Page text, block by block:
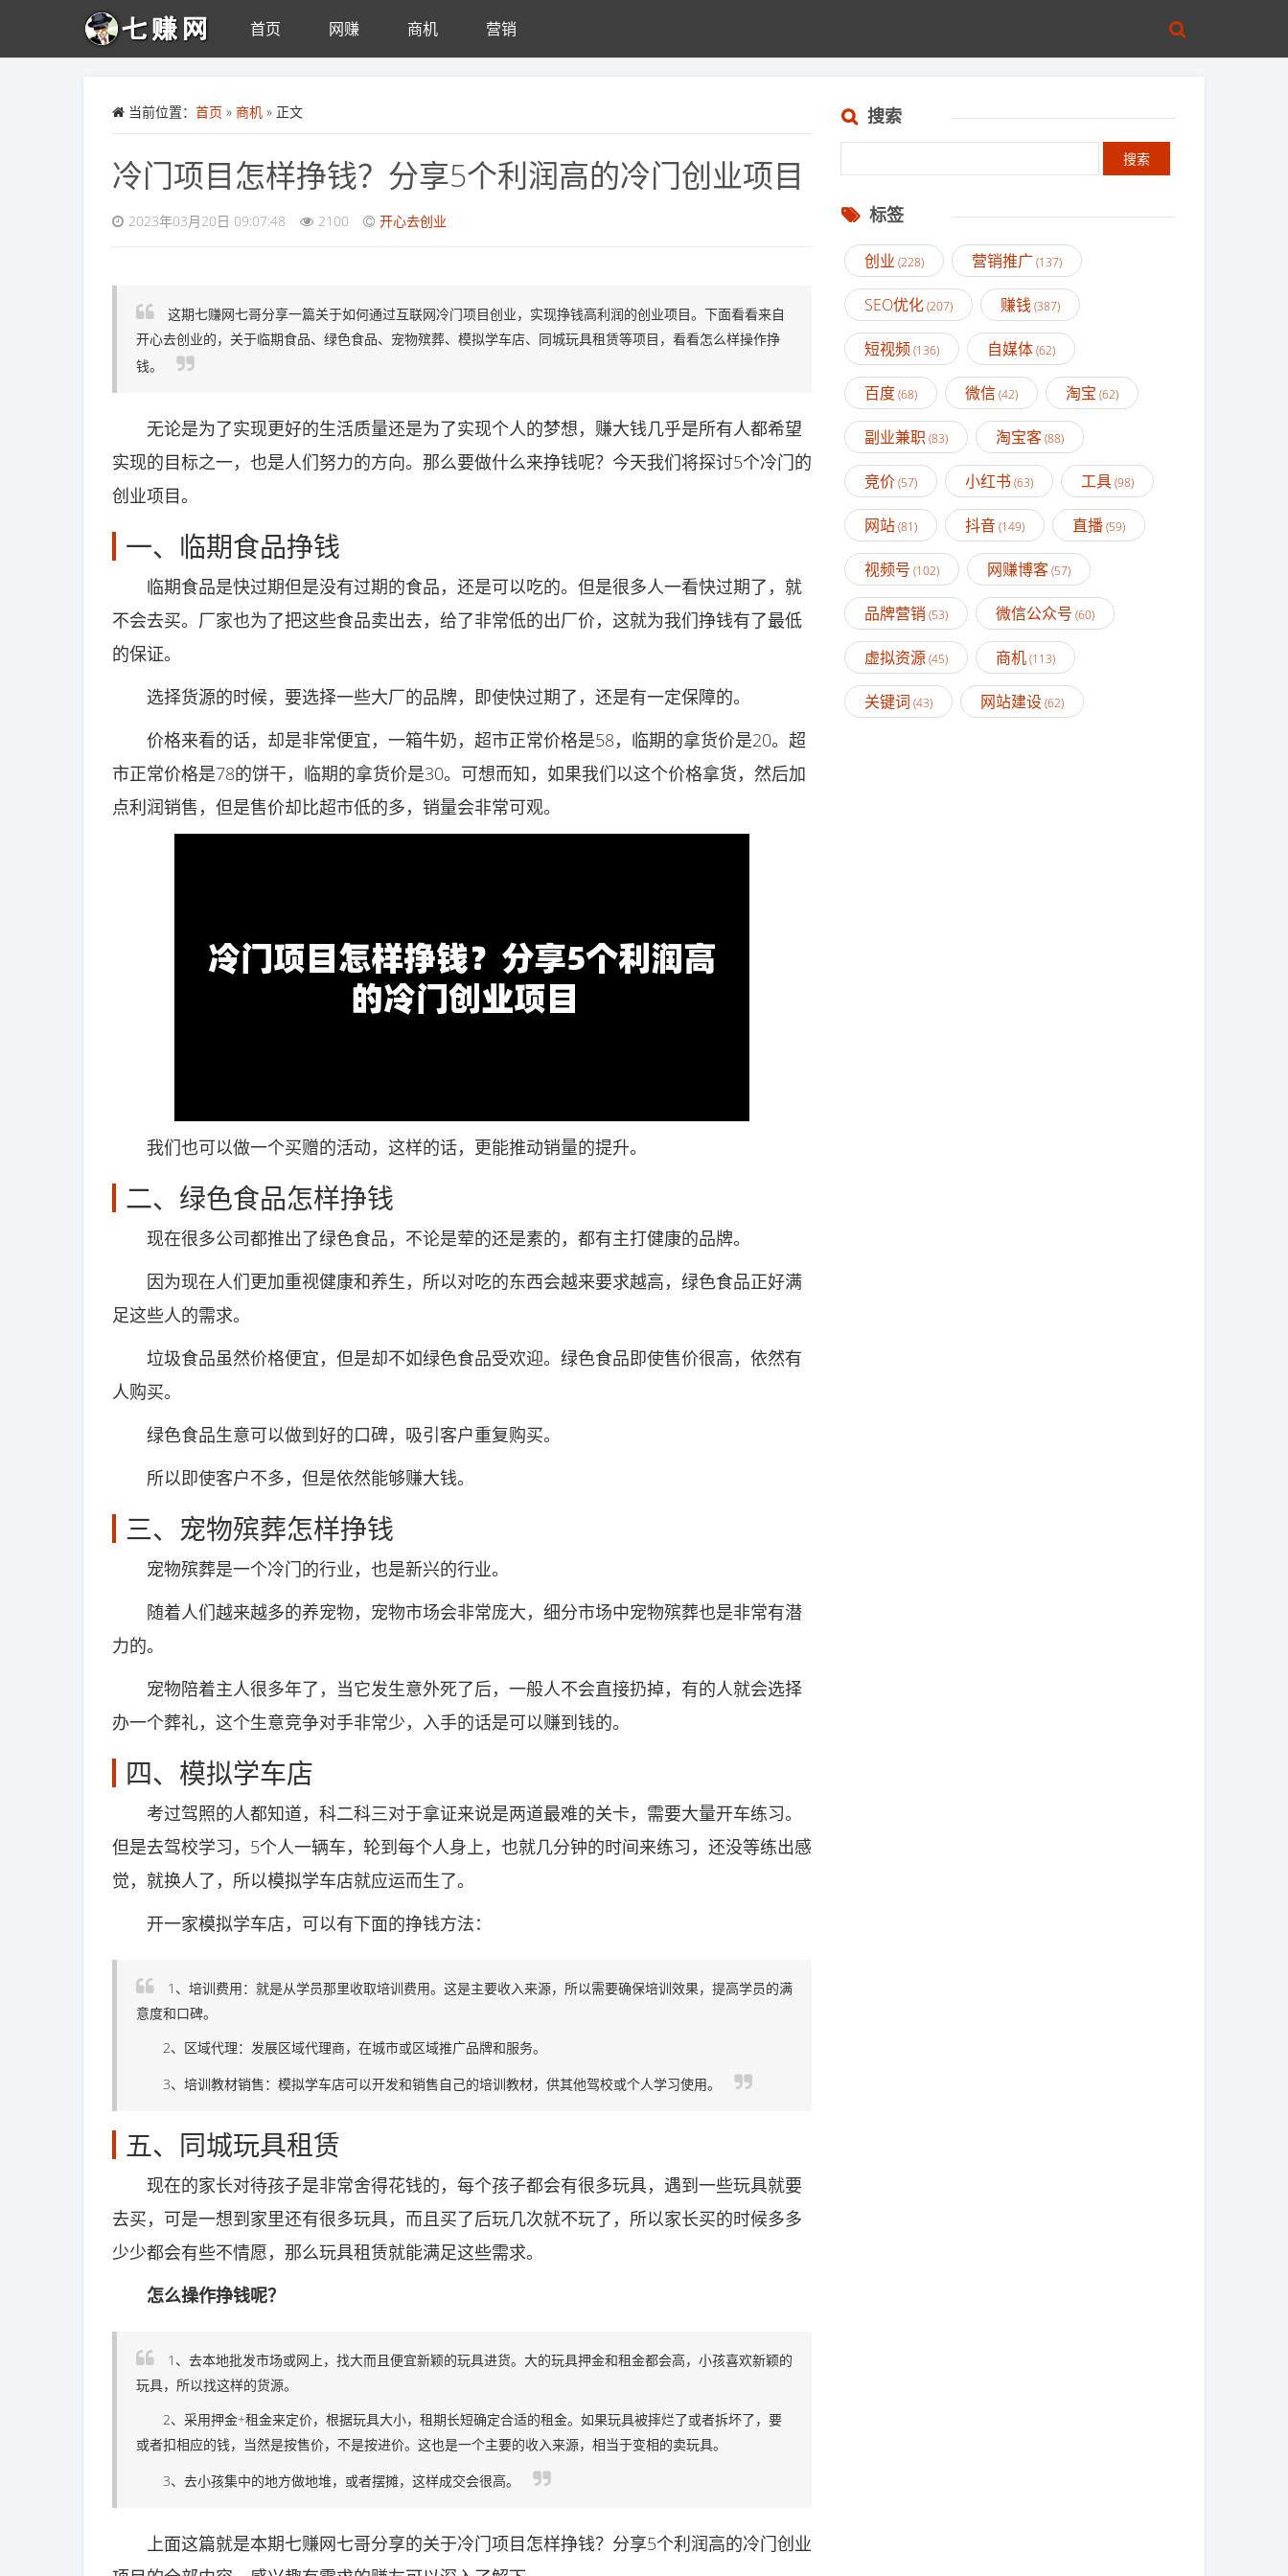
首页 网赚 商机 营销
当前位置： 首页 » 商机 » 正文
冷门项目怎样挣钱？分享5个利润高的冷门创业项目
2023年03月20日 09:07:48 2100 开心去创业
这期七赚网七哥分享一篇关于如何通过互联网冷门项目创业，实现挣钱高利润的创业项目。下面看看来自
开心去创业的，关于临期食品、绿色食品、宠物殡葬、模拟学车店、同城玩具租赁等项目，看看怎么样操作挣
钱。
无论是为了实现更好的生活质量还是为了实现个人的梦想，赚大钱几乎是所有人都希望
实现的目标之一，也是人们努力的方向。那么要做什么来挣钱呢？今天我们将探讨5个冷门的
创业项目。
一、临期食品挣钱
临期食品是快过期但是没有过期的食品，还是可以吃的。但是很多人一看快过期了，就
不会去买。厂家也为了把这些食品卖出去，给了非常低的出厂价，这就为我们挣钱有了最低
的保证。
选择货源的时候，要选择一些大厂的品牌，即使快过期了，还是有一定保障的。
价格来看的话，却是非常便宜，一箱牛奶，超市正常价格是58，临期的拿货价是20。超
市正常价格是78的饼干，临期的拿货价是30。可想而知，如果我们以这个价格拿货，然后加
点利润销售，但是售价却比超市低的多，销量会非常可观。
我们也可以做一个买赠的活动，这样的话，更能推动销量的提升。
二、绿色食品怎样挣钱
现在很多公司都推出了绿色食品，不论是荤的还是素的，都有主打健康的品牌。
因为现在人们更加重视健康和养生，所以对吃的东西会越来要求越高，绿色食品正好满
足这些人的需求。
垃圾食品虽然价格便宜，但是却不如绿色食品受欢迎。绿色食品即使售价很高，依然有
人购买。
绿色食品生意可以做到好的口碑，吸引客户重复购买。
所以即使客户不多，但是依然能够赚大钱。
三、宠物殡葬怎样挣钱
宠物殡葬是一个冷门的行业，也是新兴的行业。
随着人们越来越多的养宠物，宠物市场会非常庞大，细分市场中宠物殡葬也是非常有潜
力的。
宠物陪着主人很多年了，当它发生意外死了后，一般人不会直接扔掉，有的人就会选择
办一个葬礼，这个生意竞争对手非常少，入手的话是可以赚到钱的。
四、模拟学车店
考过驾照的人都知道，科二科三对于拿证来说是两道最难的关卡，需要大量开车练习。
但是去驾校学习，5个人一辆车，轮到每个人身上，也就几分钟的时间来练习，还没等练出感
觉，就换人了，所以模拟学车店就应运而生了。
开一家模拟学车店，可以有下面的挣钱方法：
1、培训费用：就是从学员那里收取培训费用。这是主要收入来源，所以需要确保培训效果，提高学员的满
意度和口碑。
2、区域代理：发展区域代理商，在城市或区域推广品牌和服务。
3、培训教材销售：模拟学车店可以开发和销售自己的培训教材，供其他驾校或个人学习使用。
五、同城玩具租赁
现在的家长对待孩子是非常舍得花钱的，每个孩子都会有很多玩具，遇到一些玩具就要
去买，可是一想到家里还有很多玩具，而且买了后玩几次就不玩了，所以家长买的时候多多
少少都会有些不情愿，那么玩具租赁就能满足这些需求。
怎么操作挣钱呢？
1、去本地批发市场或网上，找大而且便宜新颖的玩具进货。大的玩具押金和租金都会高，小孩喜欢新颖的
玩具，所以找这样的货源。
2、采用押金+租金来定价，根据玩具大小，租期长短确定合适的租金。如果玩具被摔烂了或者拆坏了，要
或者扣相应的钱，当然是按售价，不是按进价。这也是一个主要的收入来源，相当于变相的卖玩具。
3、去小孩集中的地方做地堆，或者摆摊，这样成交会很高。
上面这篇就是本期七赚网七哥分享的关于冷门项目怎样挣钱？分享5个利润高的冷门创业
搜索
标签
创业 (228) 营销推广 (137)
SEO优化(207) 赚钱(387)
短视频(136) 自媒体(62)
百度(68) 微信(42) 淘宝 (62)
副业兼职 (83) 淘宝客(88)
竞价(57) 小红书 (63) 工具(98)
网站(81) 抖音(149) 直播(59)
视频号 (102) 网赚博客(57)
品牌营销 (53) 微信公众号 (60)
虚拟资源(45) 商机(113)
关键词 (43) 网站建设(62)